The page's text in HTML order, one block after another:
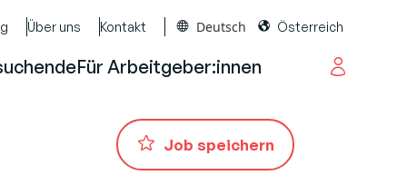
Über uns Kontakt Deutsch Österreich
Für Arbeitgeber:innen
Job speichern